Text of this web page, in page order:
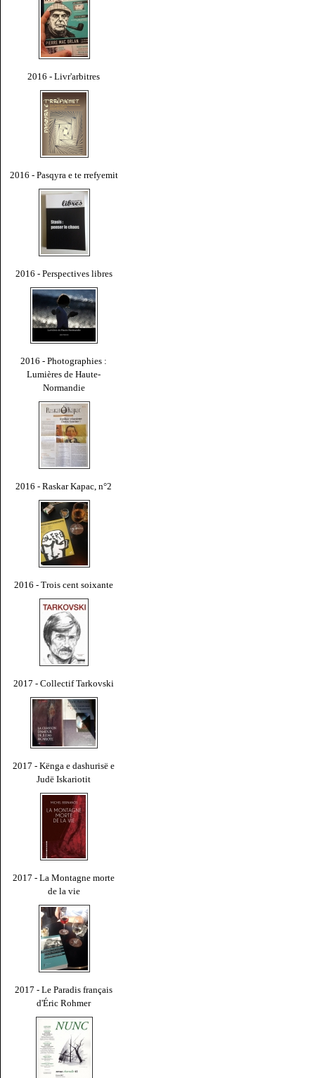
2016 - Livr'arbitres
2016 - Pasqyra e te rrefyemit
2016 - Perspectives libres
2016 - Photographies :
Lumières de Haute-
Normandie
2016 - Raskar Kapac, n°2
2016 - Trois cent soixante
2017 - Collectif Tarkovski
2017 - Kënga e dashurisë e
Judë Iskariotit
2017 - La Montagne morte
de la vie
2017 - Le Paradis français
d'Éric Rohmer